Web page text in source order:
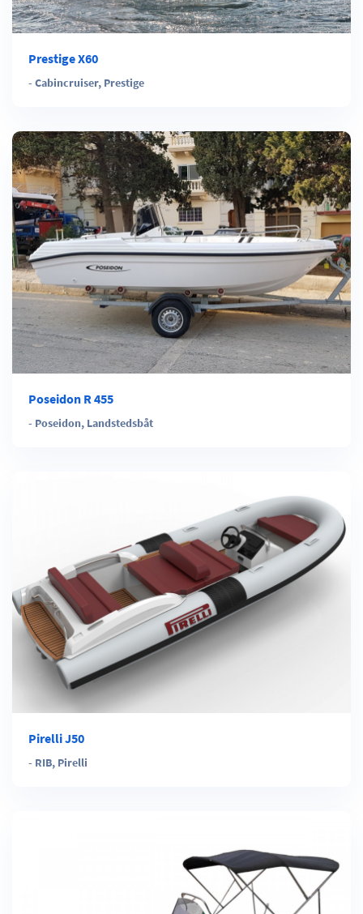
Prestige X60
- Cabincruiser, Prestige
Poseidon R 455
- Poseidon, Landstedsbåt
Pirelli J50
- RIB, Pirelli